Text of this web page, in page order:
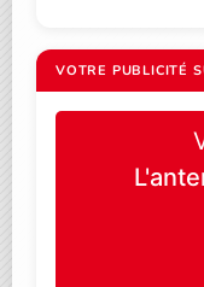
VOTRE PUBLICITÉ